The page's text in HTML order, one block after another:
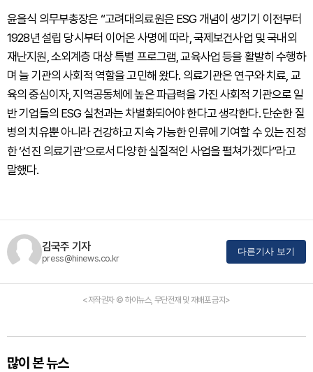
윤을식 의무부총장은 “고려대의료원은 ESG 개념이 생기기 이전부터
1928년 설립 당시부터 이어온 사명에 따라, 국제보건사업 및 국내외
재난지원, 소외계층 대상 특별 프로그램, 교육사업 등을 활발히 수행하
며 늘 기관의 사회적 역할을 고민해 왔다. 의료기관은 연구와 치료, 교
육의 중심이자, 지역공동체에 높은 파급력을 가진 사회적 기관으로 일
반 기업들의 ESG 실천과는 차별화되어야 한다고 생각한다. 단순한 질
병의 치유뿐 아니라 건강하고 지속 가능한 인류에 기여할 수 있는 진정
한 ‘선진 의료기관’으로서 다양한 실질적인 사업을 펼쳐가겠다”라고
말했다.
김국주 기자
press@hinews.co.kr
다른기사 보기
<저작권자 © 하이뉴스, 무단전재 및 재배포 금지>
많이 본 뉴스